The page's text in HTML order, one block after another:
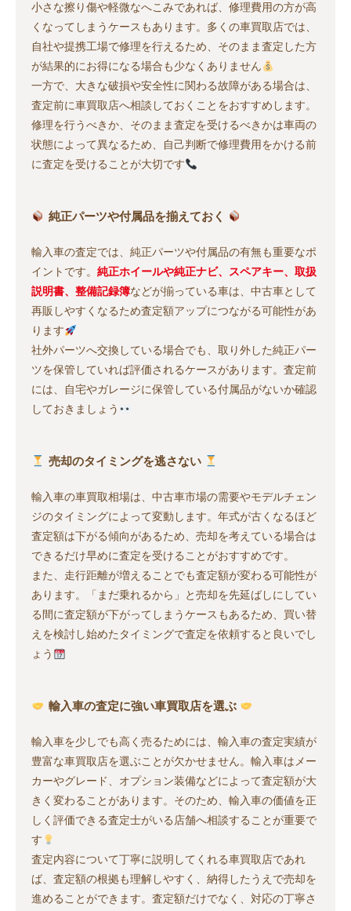
小さな擦り傷や軽微なへこみであれば、修理費用の方が高
くなってしまうケースもあります。多くの車買取店では、
自社や提携工場で修理を行えるため、そのまま査定した方
が結果的にお得になる場合も少なくありません
一方で、大きな破損や安全性に関わる故障がある場合は、
査定前に車買取店へ相談しておくことをおすすめします。
修理を行うべきか、そのまま査定を受けるべきかは車両の
状態によって異なるため、自己判断で修理費用をかける前
に査定を受けることが大切です
純正パーツや付属品を揃えておく
輸入車の査定では、純正パーツや付属品の有無も重要なポ
イントです。 純正ホイールや純正ナビ、スペアキー、取扱
説明書、整備記録簿などが揃っている車は、中古車として
再販しやすくなるため査定額アップにつながる可能性があ
ります
社外パーツへ交換している場合でも、取り外した純正パー
ツを保管していれば評価されるケースがあります。査定前
には、自宅やガレージに保管している付属品がないか確認
しておきましょう
売却のタイミングを逃さない
輸入車の車買取相場は、中古車市場の需要やモデルチェン
ジのタイミングによって変動します。年式が古くなるほど
査定額は下がる傾向があるため、売却を考えている場合は
できるだけ早めに査定を受けることがおすすめです。
また、走行距離が増えることでも査定額が変わる可能性が
あります。「まだ乗れるから」と売却を先延ばしにしてい
る間に査定額が下がってしまうケースもあるため、買い替
えを検討し始めたタイミングで査定を依頼すると良いでし
ょう
輸入車の査定に強い車買取店を選ぶ
輸入車を少しでも高く売るためには、輸入車の査定実績が
豊富な車買取店を選ぶことが欠かせません。輸入車はメー
カーやグレード、オプション装備などによって査定額が大
きく変わることがあります。そのため、輸入車の価値を正
しく評価できる査定士がいる店舗へ相談することが重要で
す
査定内容について丁寧に説明してくれる車買取店であれ
ば、査定額の根拠も理解しやすく、納得したうえで売却を
進めることができます。査定額だけでなく、対応の丁寧さ